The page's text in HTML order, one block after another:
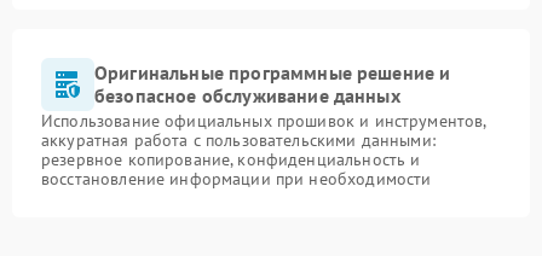
Оригинальные программные решение и
безопасное обслуживание данных
Использование официальных прошивок и инструментов,
аккуратная работа с пользовательскими данными:
резервное копирование, конфиденциальность и
восстановление информации при необходимости